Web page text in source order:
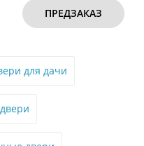
ПРЕДЗАКАЗ
для дачи